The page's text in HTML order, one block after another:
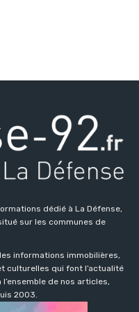
dédié à La Défense,
sur les communes de
informations immobilières,
culturelles qui font l’actualité
de nos articles,
2003.